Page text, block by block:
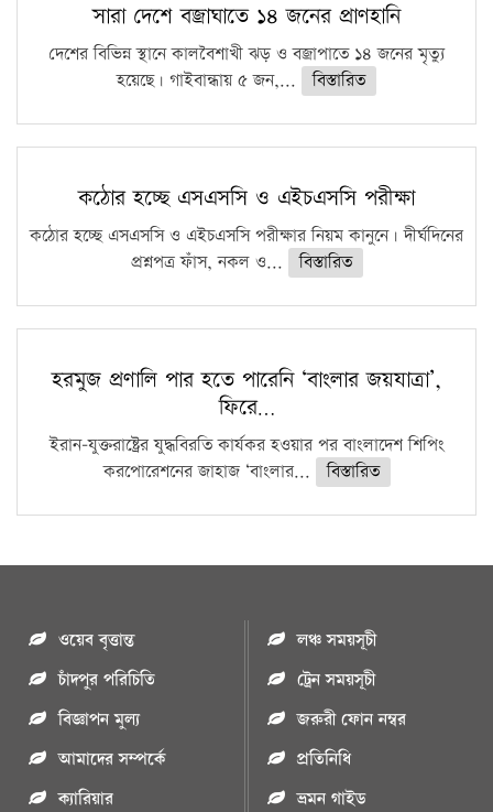
সারা দেশে বজ্রাঘাতে ১৪ জনের প্রাণহানি
দেশের বিভিন্ন স্থানে কালবৈশাখী ঝড় ও বজ্রাপাতে ১৪ জনের মৃত্যু
হয়েছে। গাইবান্ধায় ৫ জন,...
বিস্তারিত
কঠোর হচ্ছে এসএসসি ও এইচএসসি পরীক্ষা
কঠোর হচ্ছে এসএসসি ও এইচএসসি পরীক্ষার নিয়ম কানুনে। দীর্ঘদিনের
প্রশ্নপত্র ফাঁস, নকল ও...
বিস্তারিত
হরমুজ প্রণালি পার হতে পারেনি ‘বাংলার জয়যাত্রা’,
ফিরে…
ইরান-যুক্তরাষ্ট্রের যুদ্ধবিরতি কার্যকর হওয়ার পর বাংলাদেশ শিপিং
করপোরেশনের জাহাজ ‘বাংলার...
বিস্তারিত
ওয়েব বৃত্তান্ত
চাঁদপুর পরিচিতি
বিজ্ঞাপন মুল্য
আমাদের সম্পর্কে
ক্যারিয়ার
লঞ্চ সময়সূচী
ট্রেন সময়সূচী
জরুরী ফোন নম্বর
প্রতিনিধি
ভ্রমন গাইড